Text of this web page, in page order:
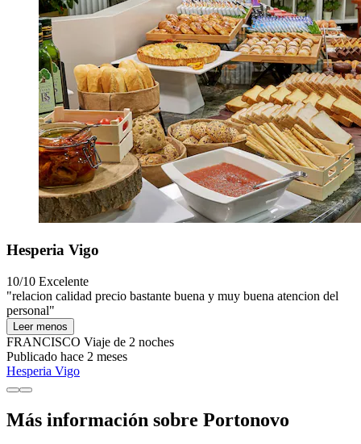
Hesperia Vigo
10/10 Excelente
"relacion calidad precio bastante buena y muy buena atencion del
personal"
Leer menos
FRANCISCO Viaje de 2 noches
Publicado hace 2 meses
Hesperia Vigo
Más información sobre Portonovo